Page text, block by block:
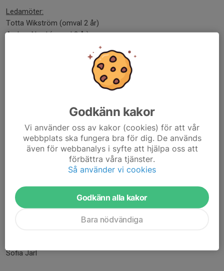
Ledamöter:
Totta Wikström (omval 2 år)
Anders Nord (omval 2 år)
Niklas Östlund (Fyllnadsval 1 år)
Anna Björklund Pettersson (Fyllnadsval 1 år)
Anna-Karin Haglund (Kvarsittande 1 år)
Olle Holman (omval)
Annelie Wiman (omval)
Ann-Sofie Nordenberg (nyval)
Christina Rällsjö (Omval)
Valberedning består av:
Mira Lindgren
Annelie Isaksson
Annelie Larsson
Sofia Jarl
Godkänn kakor
Vi använder oss av kakor (cookies) för att vår
webbplats ska fungera bra för dig. De används
även för webbanalys i syfte att hjälpa oss att
förbättra våra tjänster.
Så använder vi cookies
Godkänn alla kakor
Bara nödvändiga